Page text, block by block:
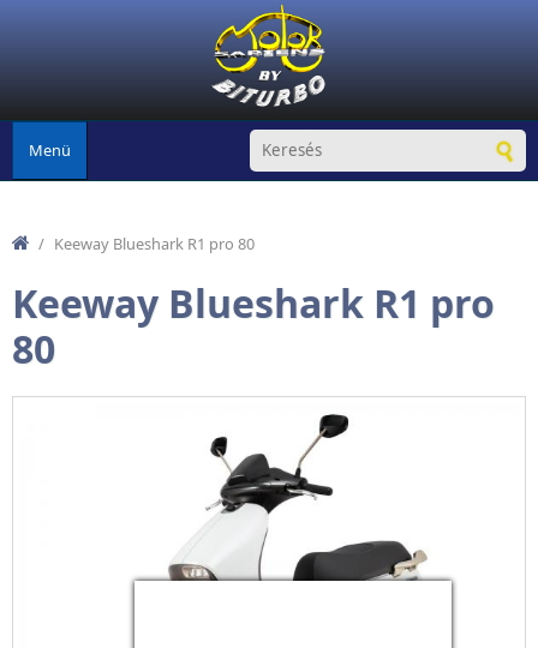
Menü
/ Keeway Blueshark R1 pro 80
Keeway Blueshark R1 pro
80